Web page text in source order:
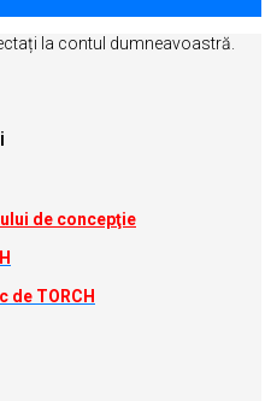
la contul dumneavoastră.
de concepţie
TORCH